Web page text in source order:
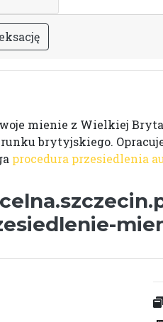
eksację
mienie z Wielkiej
brytyjskiego.
procedura przesiedlenia